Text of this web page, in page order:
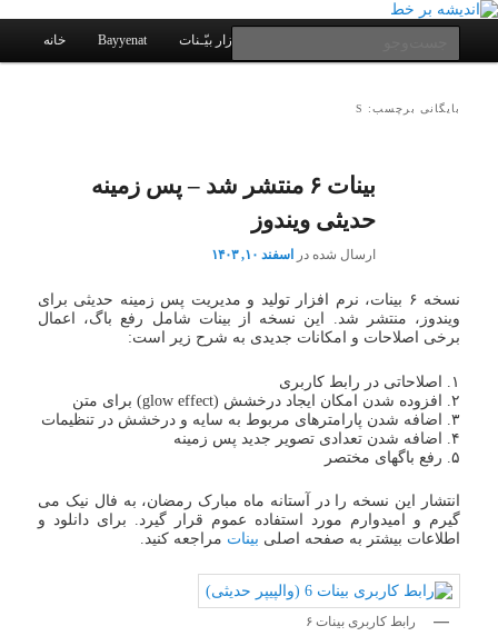
پرش
اصلی
پرش
ثانویه
اندیشه بر خط
یادداشتهای یک معلم در باب زندگی، اخلاق، اخبار، علم و سیاست
فهرست
خانه Bayyenat نرم افزار بیّـنات
بایگانی برچسب: S
بینات ۶ منتشر شد – پس زمینه
حدیثی ویندوز
ارسال شده در اسفند ۱۰, ۱۴۰۳
نسخه ۶ بینات، نرم افزار تولید و مدیریت پس زمینه حدیثی برای
ویندوز، منتشر شد. این نسخه از بینات شامل رفع باگ، اعمال
برخی اصلاحات و امکانات جدیدی به شرح زیر است:
۱. اصلاحاتی در رابط کاربری
۲. افزوده شدن امکان ایجاد درخشش (glow effect) برای متن
۳. اضافه شدن پارامترهای مربوط به سایه و درخشش در تنظیمات
۴. اضافه شدن تعدادی تصویر جدید پس زمینه
۵. رفع باگهای مختصر
انتشار این نسخه را در آستانه ماه مبارک رمضان، به فال نیک می
گیرم و امیدوارم مورد استفاده عموم قرار گیرد. برای دانلود و
اطلاعات بیشتر به صفحه اصلی بینات مراجعه کنید.
رابط کاربری بینات ۶